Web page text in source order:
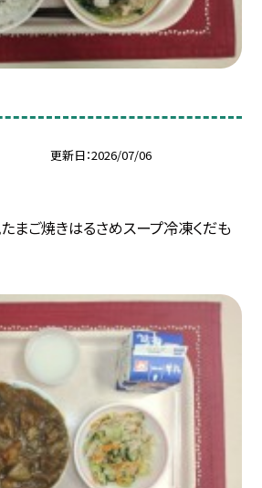
更新日 2026/07/06
まご焼きはるさめスープ冷凍くだも